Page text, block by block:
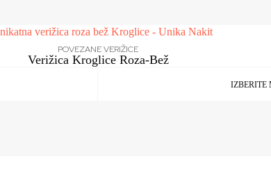
POVEZANE VERIŽICE
Verižica Kroglice Roza-Bež
IZBERITE